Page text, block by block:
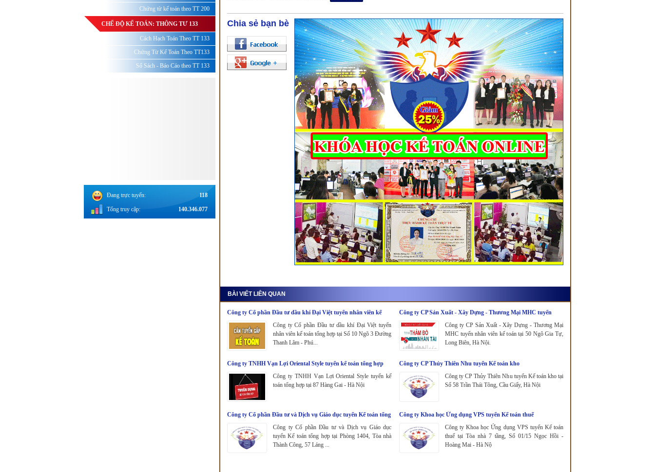
Chia sẻ bạn bè
BÀI VIẾT LIÊN QUAN
Công ty Cổ phần Đầu tư dầu khí Đại Việt tuyển nhân viên kế
Công ty Cổ phần Đầu tư dầu khí Đại Việt tuyển
nhân viên kế toán tổng hợp tại Số 10 Ngõ 3 Đường
Thanh Lãm - Phú...
Công ty CP Sản Xuất - Xây Dựng - Thương Mại MHC tuyển
Công ty CP Sản Xuất - Xây Dựng - Thương Mại
MHC tuyển nhân viên kế toán tại 50 Ngô Gia Tự,
Long Biên, Hà Nội.
Công ty TNHH Vạn Lợi Oriental Style tuyển kế toán tổng hợp
Công ty TNHH Vạn Lợi Oriental Style tuyển kế
toán tổng hợp tại 87 Hàng Gai - Hà Nội
Công ty CP Thủy Thiên Nhu tuyển Kế toán kho
Công ty CP Thủy Thiên Nhu tuyển Kế toán kho tại
Số 58 Trần Thái Tông, Cầu Giấy, Hà Nội
Công ty Cổ phần Đầu tư và Dịch vụ Giáo dục tuyển Kế toán tổng
Công ty Cổ phần Đầu tư và Dịch vụ Giáo dục
tuyển Kế toán tổng hợp tại Phòng 1404, Tòa nhà
Thành Công, 57 Láng ...
Công ty Khoa học Ứng dụng VPS tuyển Kế toán thuế
Công ty Khoa học Ứng dụng VPS tuyển Kế toán
thuế tại Tòa nhà 7 tầng, Số 01/15 Ngọc Hồi -
Hoàng Mai - Hà Nộ
Chứng từ kế toán theo TT 200
CHẾ ĐỘ KẾ TOÁN: THÔNG TƯ 133
Cách Hạch Toán Theo TT 133
Chứng Từ Kế Toán Theo TT133
Sổ Sách - Báo Cáo theo TT 133
Đang trực tuyến: 118
Tổng truy cập: 140.346.077